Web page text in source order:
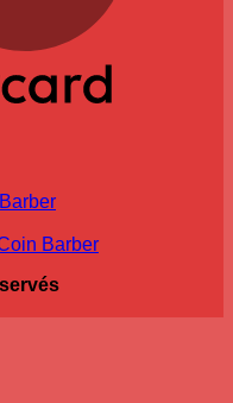
Barber